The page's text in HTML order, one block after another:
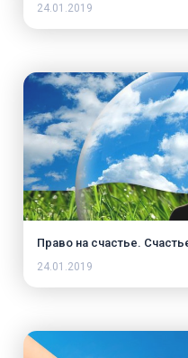
24.01.2019
Право на счастье.
24.01.2019